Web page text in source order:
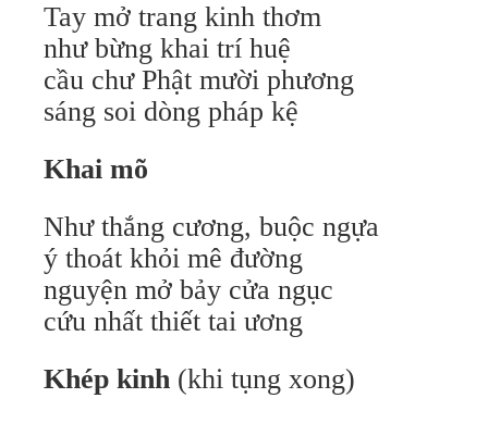
Tay mở trang kinh thơm
như bừng khai trí huệ
cầu chư Phật mười phương
sáng soi dòng pháp kệ
Khai mõ
Như thắng cương, buộc ngựa
ý thoát khỏi mê đường
nguyện mở bảy cửa ngục
cứu nhất thiết tai ương
Khép kinh (khi tụng xong)